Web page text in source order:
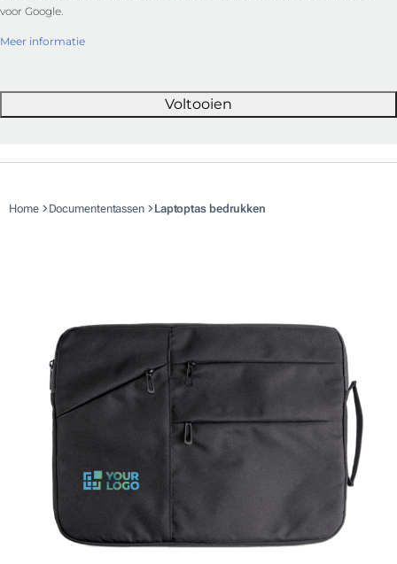
voor Google.
Meer informatie
Voltooien
Home Documententassen Laptoptas bedrukken